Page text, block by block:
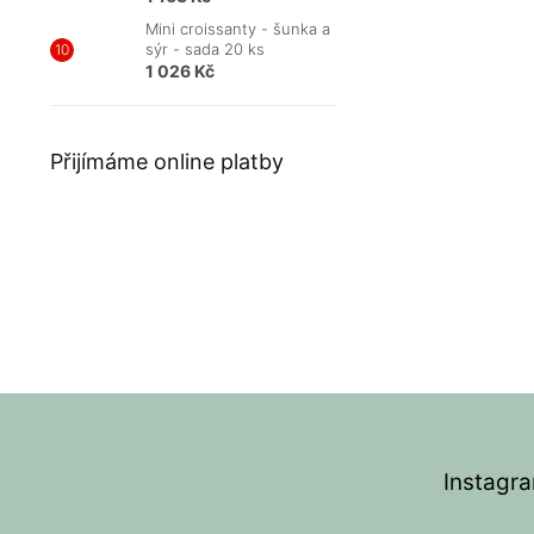
Mini croissanty - šunka a
sýr - sada 20 ks
1 026 Kč
Přijímáme online platby